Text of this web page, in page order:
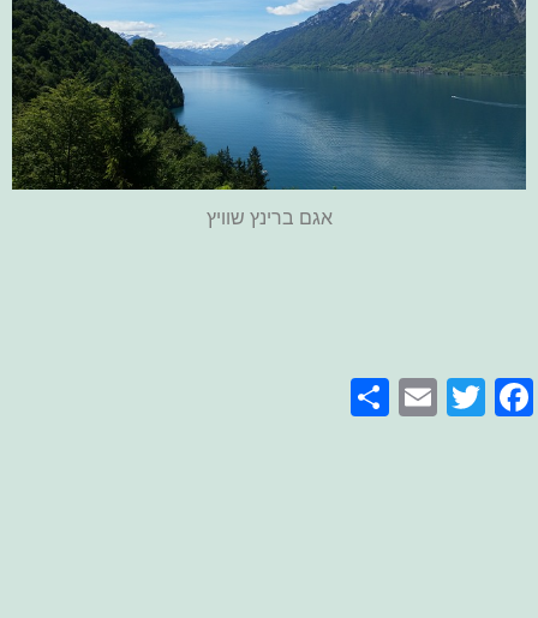
אגם ברינץ שוויץ
Facebook
Twitter
Email